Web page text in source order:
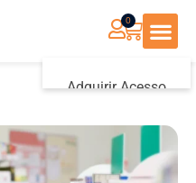
Adquirir Acesso
0